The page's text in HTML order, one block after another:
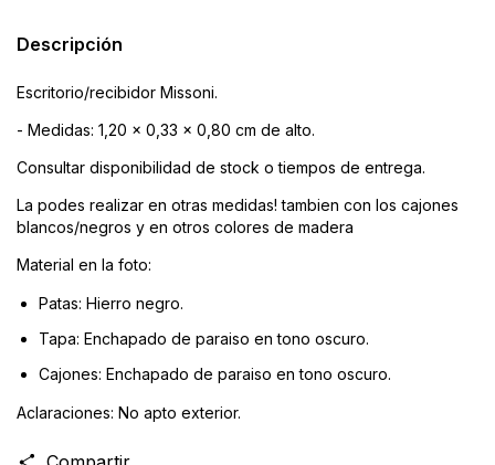
Descripción
Escritorio/recibidor Missoni.
- Medidas: 1,20 x 0,33 x 0,80 cm de alto.
Consultar disponibilidad de stock o tiempos de entrega.
La podes realizar en otras medidas! tambien con los cajones
blancos/negros y en otros colores de madera
Material en la foto:
Patas: Hierro negro.
Tapa: Enchapado de paraiso en tono oscuro.
Cajones: Enchapado de paraiso en tono oscuro.
Aclaraciones: No apto exterior.